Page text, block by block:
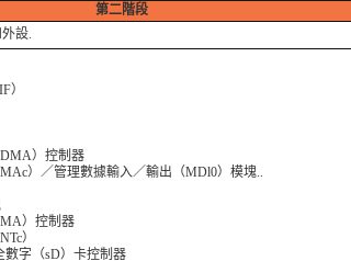
第二階段
設.
）
）控制器
）／管理數據輸入／輸出（MDl0）模塊..
）控制器
）
數字（sD）卡控制器